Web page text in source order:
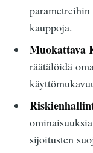
kauppoja.
Muokattava
räätälöidä
sijoitusten